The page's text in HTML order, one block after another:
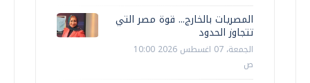
المصريات بالخارج... قوة مصر التي
تتجاوز الحدود
الجمعة، 07 اغسطس 2026 10:00
ص